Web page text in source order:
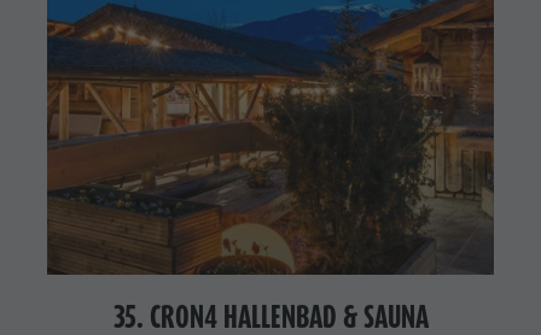
35. CRON4 HALLENBAD & SAUNA